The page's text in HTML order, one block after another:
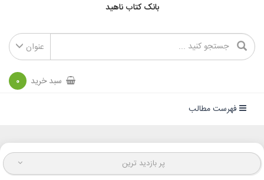
بانک کتاب ناهید
عنوان
سبد خرید 0
فهرست مطالب
پر بازدید ترین